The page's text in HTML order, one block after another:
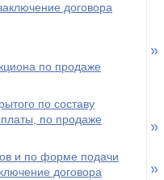
договора
по продаже
по составу
по продаже
и по форме подачи
договора